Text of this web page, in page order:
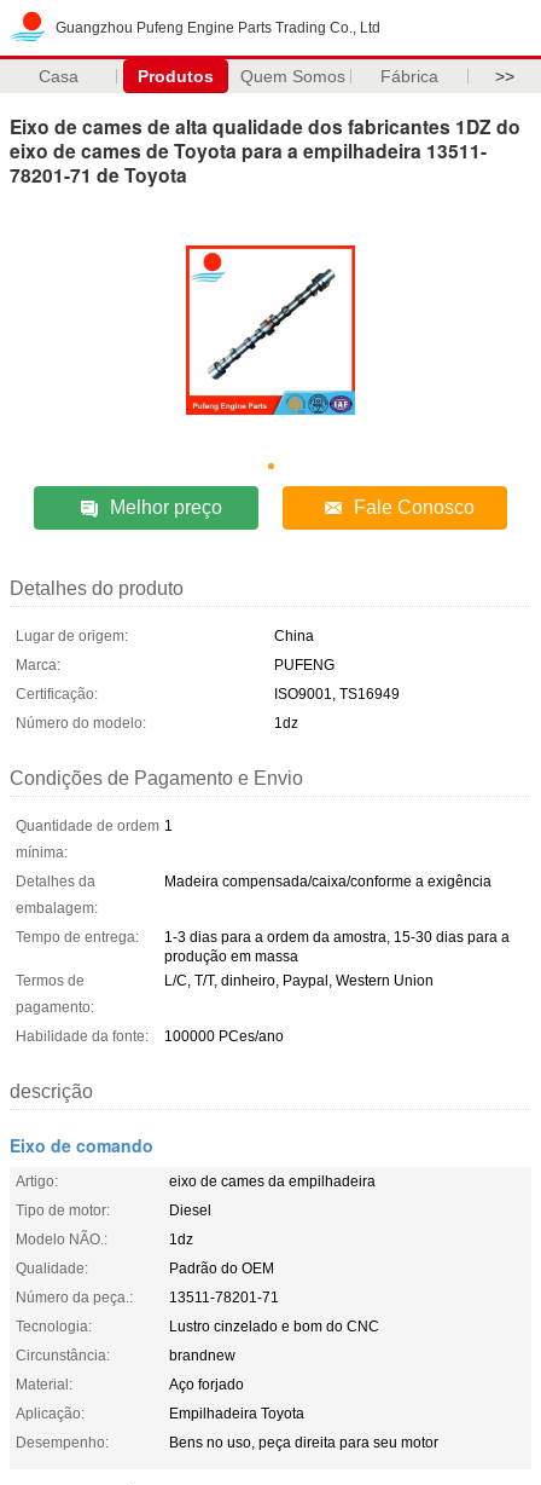
Guangzhou Pufeng Engine Parts Trading Co., Ltd
Casa Produtos Quem Somos Fábrica >>
Eixo de cames de alta qualidade dos fabricantes 1DZ do
eixo de cames de Toyota para a empilhadeira 13511-
78201-71 de Toyota
Melhor preço Fale Conosco
Detalhes do produto
Lugar de origem:
China
Marca:
PUFENG
Certificação:
ISO9001, TS16949
Número do modelo:
1dz
Condições de Pagamento e Envio
Quantidade de ordem
mínima:
1
Detalhes da
embalagem:
Madeira compensada/caixa/conforme a exigência
Tempo de entrega:
1-3 dias para a ordem da amostra, 15-30 dias para a
produção em massa
Termos de
pagamento:
L/C, T/T, dinheiro, Paypal, Western Union
Habilidade da fonte: 100000 PCes/ano
descrição
Eixo de comando
Artigo:
eixo de cames da empilhadeira
Tipo de motor:
Diesel
Modelo NÃO.:
1dz
Qualidade:
Padrão do OEM
Número da peça.:
13511-78201-71
Tecnologia:
Lustro cinzelado e bom do CNC
Circunstância:
brandnew
Material:
Aço forjado
Aplicação:
Empilhadeira Toyota
Desempenho:
Bens no uso, peça direita para seu motor